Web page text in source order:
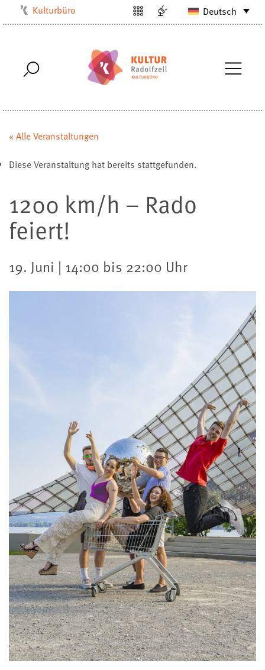
Kulturbüro
Stadtarchiv
Stadtbibliothek
Villa Bosch
Deutsch
« Alle Veranstaltungen
Diese Veranstaltung hat bereits stattgefunden.
1200 km/h – Rado
feiert!
19. Juni | 14:00 bis 22:00 Uhr